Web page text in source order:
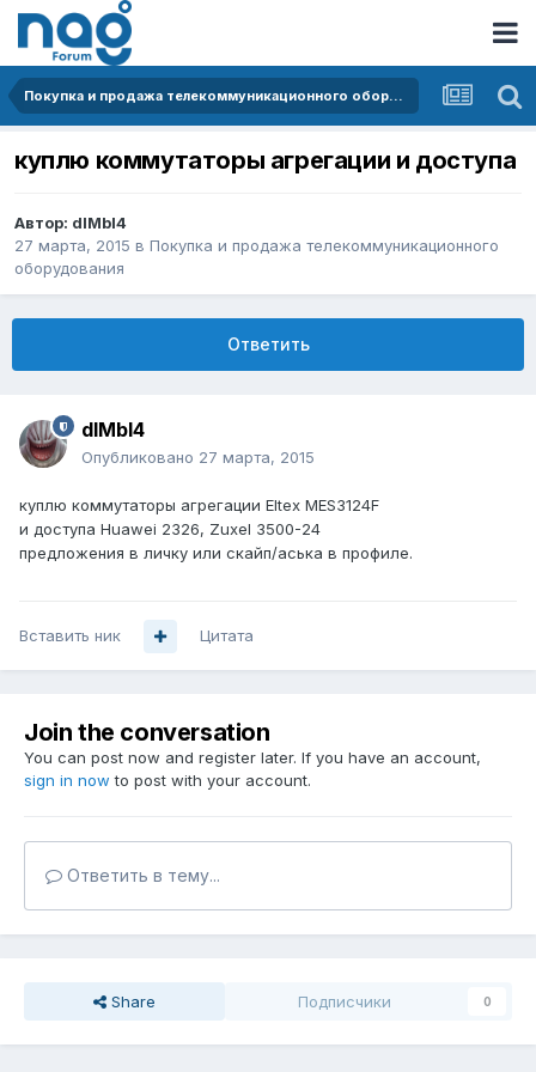
Покупка и продажа телекоммуникационного оборудования
куплю коммутаторы агрегации и доступа
Автор: dIMbI4
27 марта, 2015 в Покупка и продажа телекоммуникационного
оборудования
Ответить
dIMbI4
Опубликовано 27 марта, 2015
куплю коммутаторы агрегации Eltex MES3124F
и доступа Huawei 2326, Zuxel 3500-24
предложения в личку или скайп/аська в профиле.
Вставить ник Цитата
Join the conversation
You can post now and register later. If you have an account,
sign in now to post with your account.
Ответить в тему...
Share Подписчики 0